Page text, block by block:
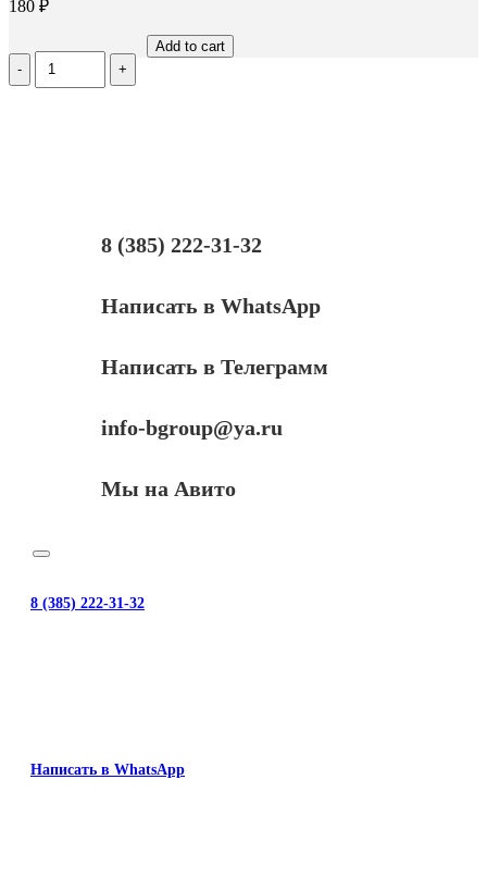
180 ₽
Количество
Комплект
Add to cart
8 (385) 222-31-32
Написать в WhatsApp
Написать в Телеграмм
info-bgroup@ya.ru
Мы на Авито
8 (385) 222-31-32
Написать в WhatsApp